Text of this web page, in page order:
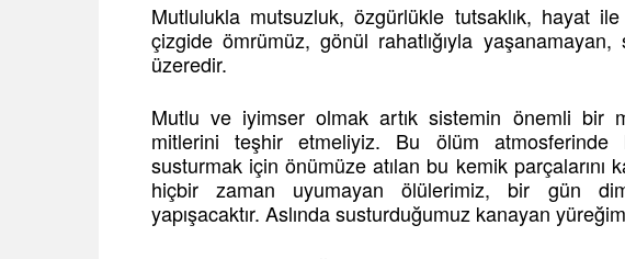
Mutlulukla mutsuzluk, özgürlükle tutsaklık, hayat
çizgide ömrümüz, gönül rahatlığıyla
üzeredir.
Mutlu ve iyimser olmak artık sistemin önemli bir
mitlerini teşhir etmeliyiz. Bu ölüm atmosferinde
susturmak için önümüze atılan bu kemik parçalarını
hiçbir zaman uyumayan ölülerimiz, bir gün
yapışacaktır. Aslında susturduğumuz kanayan